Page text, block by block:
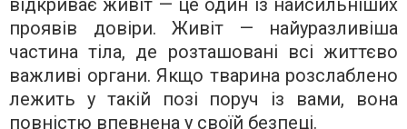
відкриває живіт — це один із найсильніших
проявів довіри. Живіт — найуразливіша
частина тіла, де розташовані всі життєво
важливі органи. Якщо тварина розслаблено
лежить у такій позі поруч із вами, вона
повністю впевнена у своїй безпеці.